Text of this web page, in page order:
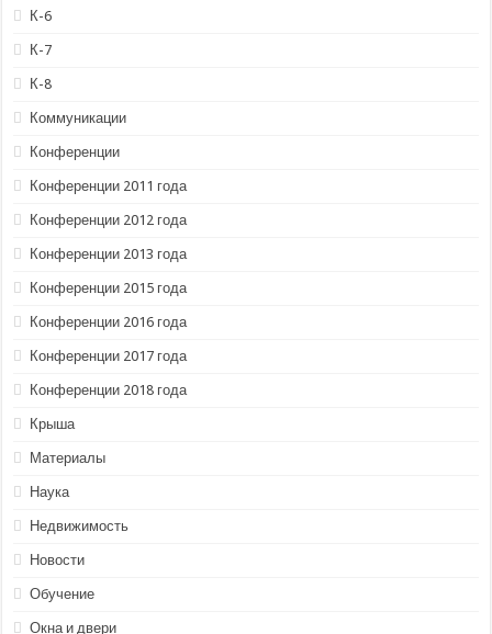
К-6
К-7
К-8
Коммуникации
Конференции
Конференции 2011 года
Конференции 2012 года
Конференции 2013 года
Конференции 2015 года
Конференции 2016 года
Конференции 2017 года
Конференции 2018 года
Крыша
Материалы
Наука
Недвижимость
Новости
Обучение
Окна и двери